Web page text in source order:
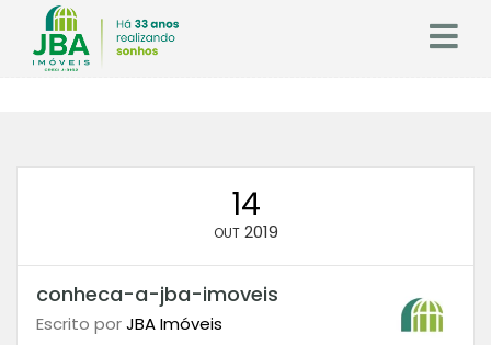
14
OUT 2019
conheca-a-jba-imoveis
Escrito porJBA Imóveis